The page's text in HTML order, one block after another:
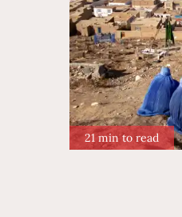
21 min to read